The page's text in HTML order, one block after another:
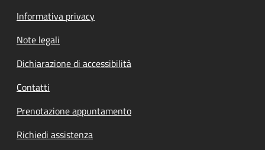
Informativa privacy
Note legali
Dichiarazione di accessibilità
Contatti
Prenotazione appuntamento
Richiedi assistenza